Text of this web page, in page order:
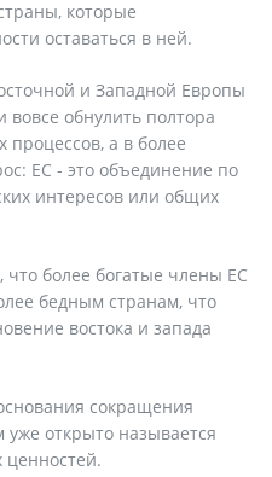
которые
оставаться в ней.
и Западной Европы
вовсе обнулить полтора
процессов, а в более
ЕС - это объединение по
интересов или общих
что более богатые члены ЕС
бедным странам, что
востока и запада
сокращения
открыто называется